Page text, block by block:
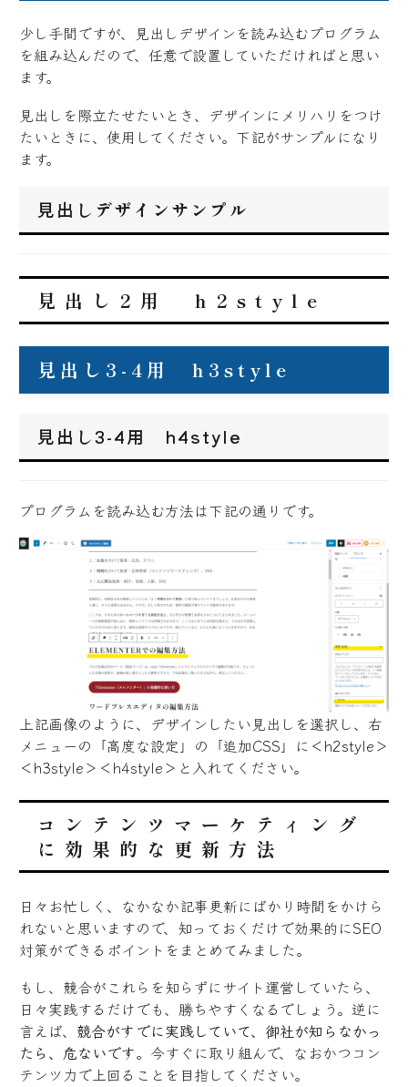
少し手間ですが、見出しデザインを読み込むプログラム
を組み込んだので、任意で設置していただければと思い
ます。
見出しを際立たせたいとき、デザインにメリハリをつけ
たいときに、使用してください。下記がサンプルになり
ます。
見出しデザインサンプル
見出し2用 h2style
見出し3-4用 h3style
見出し3-4用 h4style
プログラムを読み込む方法は下記の通りです。
上記画像のように、デザインしたい見出しを選択し、右
メニューの「高度な設定」の「追加CSS」に＜h2style＞
＜h3style＞＜h4style＞と入れてください。
コンテンツマーケティング
に効果的な更新方法
日々お忙しく、なかなか記事更新にばかり時間をかけら
れないと思いますので、知っておくだけで効果的にSEO
対策ができるポイントをまとめてみました。
もし、競合がこれらを知らずにサイト運営していたら、
日々実践するだけでも、勝ちやすくなるでしょう。逆に
言えば、 競合がすでに実践していて、御社が知らなかっ
たら、危ないです。今すぐに取り組んで、なおかつコン
テンツ力で上回ることを目指してください。